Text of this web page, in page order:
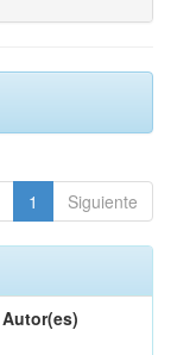
1 Siguiente
Autor(es)